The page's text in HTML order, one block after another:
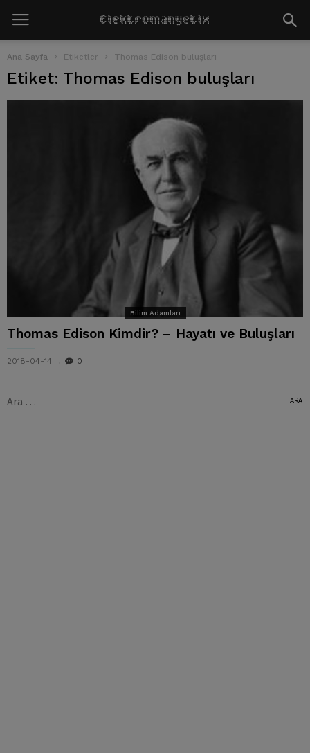
Ana Sayfa Etiketler Thomas Edison buluşları
Etiket: Thomas Edison buluşları
Bilim Adamları
Thomas Edison Kimdir? – Hayatı ve Buluşları
2018-04-14 0
Arama: